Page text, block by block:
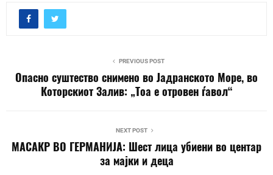
PREVIOUS POST
Опасно суштество снимено во Јадранското Море, во
Которскиот Залив: „Тоа е отровен ѓавол“
NEXT POST
МАСАКР ВО ГЕРМАНИЈА: Шест лица убиени во центар
за мајки и деца